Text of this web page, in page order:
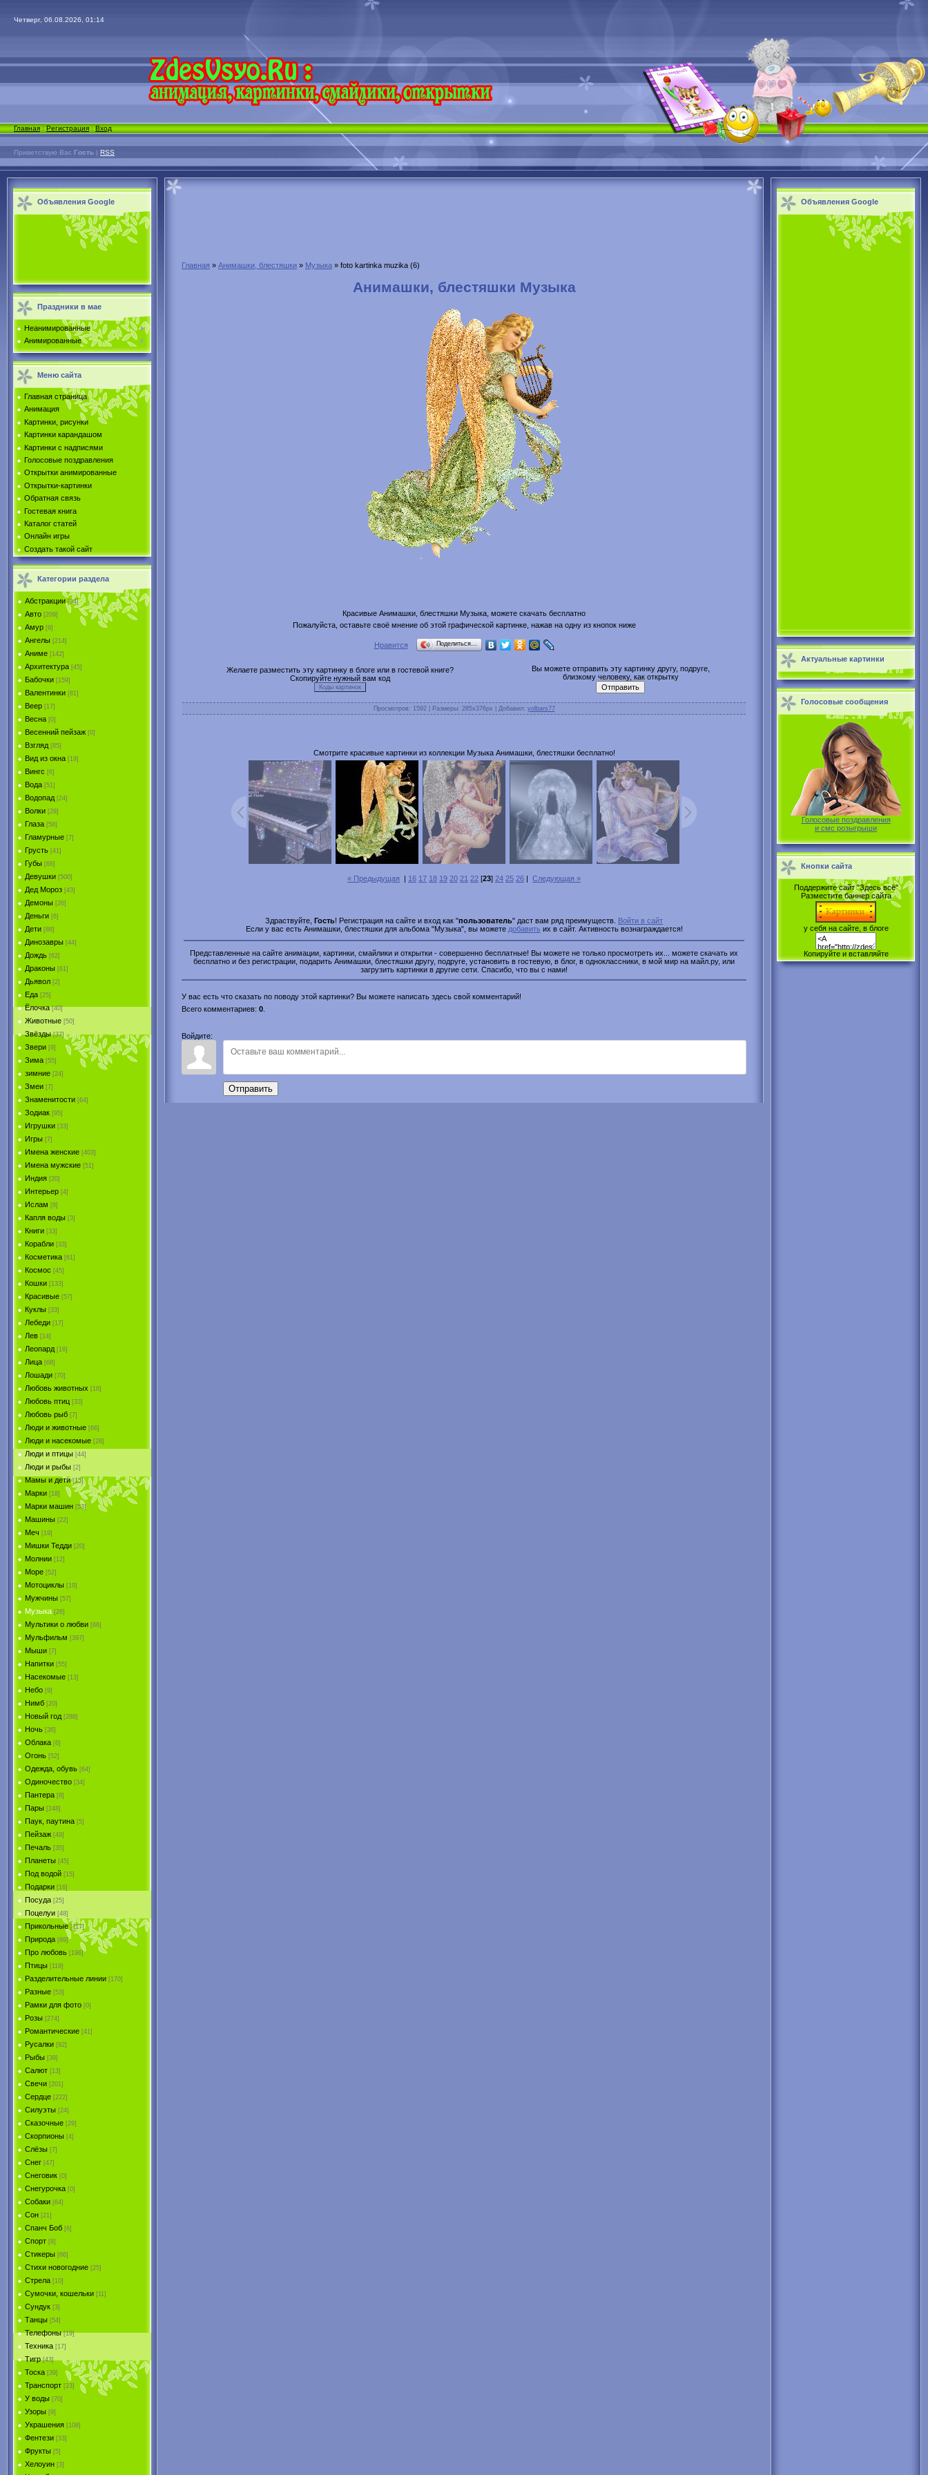
Четверг, 06.08.2026, 01:14
Главная|Регистрация|Вход
Приветствую Вас Гость | RSS
Объявления Google
Праздники в мае
Неанимированные
Анимированные
Меню сайта
Главная страница
Анимация
Картинки, рисунки
Картинки карандашом
Картинки с надписями
Голосовые поздравления
Открытки анимированные
Открытки-картинки
Обратная связь
Гостевая книга
Каталог статей
Онлайн игры
Создать такой сайт
Категории раздела
Абстракции [34]
Авто [209]
Амур [9]
Ангелы [214]
Аниме [142]
Архитектура [45]
Бабочки [159]
Валентинки [81]
Веер [17]
Весна [0]
Весенний пейзаж [0]
Взгляд [85]
Вид из окна [19]
Вингс [6]
Вода [51]
Водопад [24]
Волки [29]
Глаза [58]
Гламурные [7]
Грусть [41]
Губы [66]
Девушки [500]
Дед Мороз [43]
Демоны [26]
Деньги [6]
Дети [88]
Динозавры [44]
Дождь [62]
Драконы [61]
Дьявол [2]
Еда [25]
Ёлочка [40]
Животные [50]
Звёзды [37]
Звери [9]
Зима [55]
зимние [24]
Змеи [7]
Знаменитости [64]
Зодиак [95]
Игрушки [33]
Игры [7]
Имена женские [403]
Имена мужские [51]
Индия [20]
Интерьер [4]
Ислам [8]
Капля воды [3]
Книги [33]
Корабли [33]
Косметика [61]
Космос [45]
Кошки [133]
Красивые [57]
Куклы [33]
Лебеди [17]
Лев [14]
Леопард [16]
Лица [68]
Лошади [70]
Любовь животных [16]
Любовь птиц [33]
Любовь рыб [7]
Люди и животные [66]
Люди и насекомые [28]
Люди и птицы [44]
Люди и рыбы [2]
Мамы и дети [15]
Марки [18]
Марки машин [53]
Машины [22]
Меч [19]
Мишки Тедди [20]
Молнии [12]
Море [52]
Мотоциклы [19]
Мужчины [57]
Музыка [26]
Мультики о любви [66]
Мульфильм [397]
Мыши [7]
Напитки [55]
Насекомые [13]
Небо [9]
Нимб [20]
Новый год [288]
Ночь [36]
Облака [6]
Огонь [52]
Одежда, обувь [64]
Одиночество [34]
Пантера [8]
Пары [248]
Паук, паутина [5]
Пейзаж [49]
Печаль [35]
Планеты [45]
Под водой [15]
Подарки [16]
Посуда [25]
Поцелуи [48]
Прикольные [117]
Природа [69]
Про любовь [196]
Птицы [119]
Разделительные линии [170]
Разные [53]
Рамки для фото [0]
Розы [274]
Романтические [41]
Русалки [92]
Рыбы [39]
Салют [13]
Свечи [201]
Сердце [222]
Силуэты [24]
Сказочные [29]
Скорпионы [4]
Слёзы [7]
Снег [47]
Снеговик [0]
Снегурочка [0]
Собаки [64]
Сон [21]
Спанч Боб [6]
Спорт [8]
Стикеры [66]
Стихи новогодние [25]
Стрела [10]
Сумочки, кошельки [11]
Сундук [3]
Танцы [54]
Телефоны [19]
Техника [17]
Тигр [43]
Тоска [39]
Транспорт [23]
У воды [70]
Узоры [9]
Украшения [108]
Фентези [33]
Фрукты [5]
Хелоуин [3]
Главная » Анимашки, блестяшки » Музыка » foto kartinka muzika (6)
Анимашки, блестяшки Музыка
Красивые Анимашки, блестяшки Музыка, можете скачать бесплатно
Пожалуйста, оставьте своё мнение об этой графической картинке, нажав на одну из кнопок ниже
Нравится Поделиться…
Желаете разместить эту картинку в блоге или в гостевой книге?
Скопируйте нужный вам код
Вы можете отправить эту картинку другу, подруге,
близкому человеку, как открытку
Просмотров: 1592 | Размеры: 285x376px | Добавил: yolbars77
Смотрите красивые картинки из коллекции Музыка Анимашки, блестяшки бесплатно!
« Предыдущая | 16 17 18 19 20 21 22 [23] 24 25 26 | Следующая »
Здраствуйте, Гость! Регистрация на сайте и вход как "пользователь" даст вам ряд преимуществ. Войти в сайт
Если у вас есть Анимашки, блестяшки для альбома "Музыка", вы можете добавить их в сайт. Активность вознаграждается!
Представленные на сайте анимации, картинки, смайлики и открытки - совершенно бесплатные! Вы можете не только просмотреть их... можете скачать их
бесплатно и без регистрации, подарить Анимашки, блестяшки другу, подруге, установить в гостевую, в блог, в одноклассники, в мой мир на майл.ру, или
загрузить картинки в другие сети. Спасибо, что вы с нами!
У вас есть что сказать по поводу этой картинки? Вы можете написать здесь свой комментарий!
Всего комментариев: 0
Войдите:
Отправить
Объявления Google
Актуальные картинки
Голосовые сообщения
Голосовые поздравления
и смс розыгрыши
Кнопки сайта
Поддержите сайт "Здесь всё"
Разместите баннер сайта
у себя на сайте, в блоге
Копируйте и вставляйте